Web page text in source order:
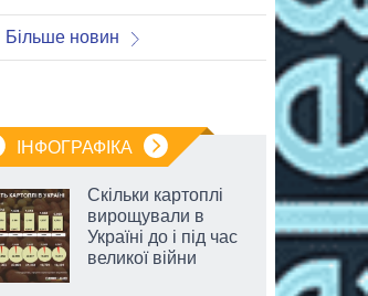
Більше новин
ІНФОГРАФІКА
Скільки картоплі
вирощували в
Україні до і під час
великої війни